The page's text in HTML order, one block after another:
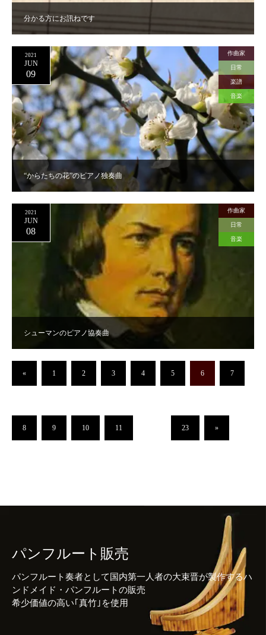
分かる方にお訊ねです
“からたちの花”のピアノ独奏曲
2021
JUN
09
作曲家
日常
楽譜
音楽
シューマンのピアノ協奏曲
2021
JUN
08
作曲家
日常
音楽
« 1 2 3 4 5 6 7
8 9 10 11 23 »
パンフルート販売
パンフルート奏者として国内第一人者の大束晋が製作するハ
ンドメイド・パンフルートの販売
希少価値の高い｢真竹｣を使用